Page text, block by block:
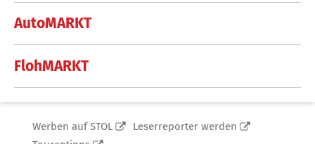
AutoMARKT
FlohMARKT
Werben auf STOL
Leserreporter werden